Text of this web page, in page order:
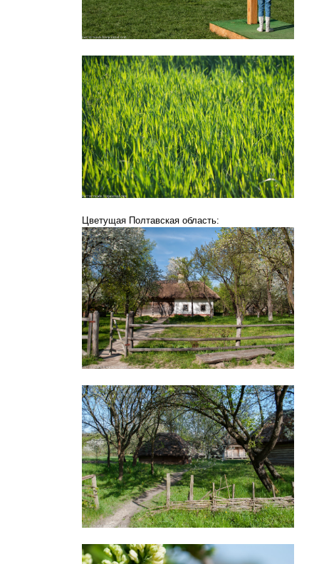
Цветущая Полтавская область: